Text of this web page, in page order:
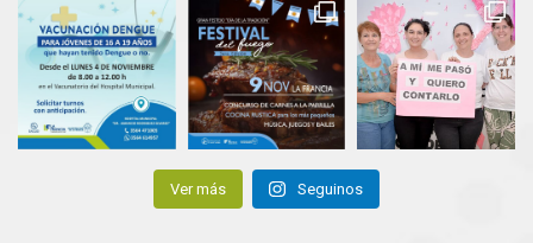
Ver más Seguinos